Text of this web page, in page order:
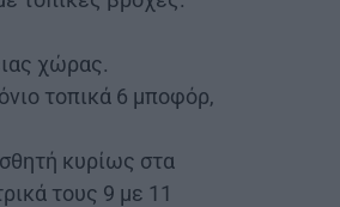
χώρας.
τοπικά 6 μποφόρ,
κυρίως στα
τους 9 με 11